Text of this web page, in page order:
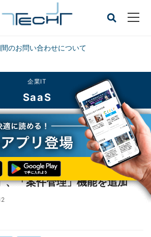
のお問い合わせについて
CLOSE
企業IT
SaaS
ム「LegalForce」、「案件管理」機能を追加
トフォーム
「案件管理」機能を追加